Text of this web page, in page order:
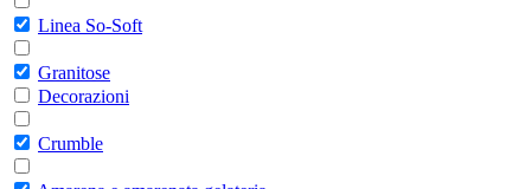
Linea So-Soft
Granitose
Decorazioni
Crumble